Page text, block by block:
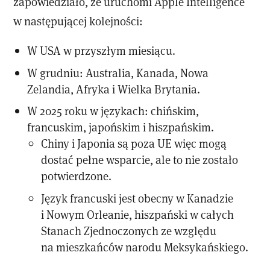
w następującej kolejności:
W USA w przyszłym miesiącu.
W grudniu: Australia, Kanada, Nowa
Zelandia, Afryka i Wielka Brytania.
W 2025 roku w językach: chińskim,
francuskim, japońskim i hiszpańskim.
Chiny i Japonia są poza UE więc mogą
dostać pełne wsparcie, ale to nie zostało
potwierdzone.
Język francuski jest obecny w Kanadzie
i Nowym Orleanie, hiszpański w całych
Stanach Zjednoczonych ze względu
na mieszkańców narodu Meksykańskiego.